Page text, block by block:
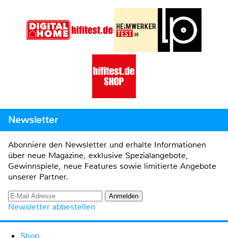
Newsletter
Abonniere den Newsletter und erhalte Informationen
über neue Magazine, exklusive Spezialangebote,
Gewinnspiele, neue Features sowie limitierte Angebote
unserer Partner.
Newsletter abbestellen
Shop